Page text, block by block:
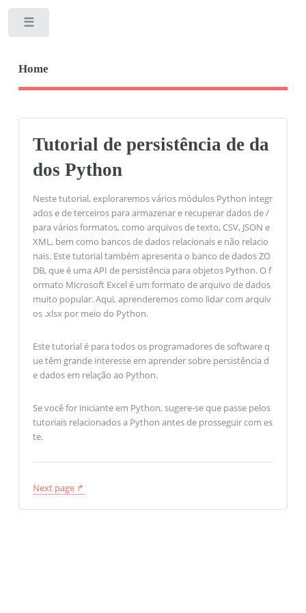
Home
Tutorial de persistência de da
dos Python
Neste tutorial, exploraremos vários módulos Python integr
ados e de terceiros para armazenar e recuperar dados de /
para vários formatos, como arquivos de texto, CSV, JSON e
XML, bem como bancos de dados relacionais e não relacio
nais. Este tutorial também apresenta o banco de dados ZO
DB, que é uma API de persistência para objetos Python. O f
ormato Microsoft Excel é um formato de arquivo de dados
muito popular. Aqui, aprenderemos como lidar com arquiv
os .xlsx por meio do Python.
Este tutorial é para todos os programadores de software q
ue têm grande interesse em aprender sobre persistência d
e dados em relação ao Python.
Se você for iniciante em Python, sugere-se que passe pelos
tutoriais relacionados a Python antes de prosseguir com es
te.
Next page ↱